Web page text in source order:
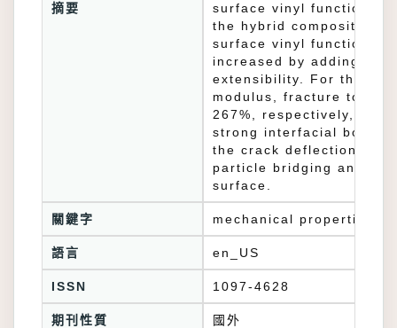
摘要
surface vinyl functional
the hybrid composites.
surface vinyl functional
increased by adding
extensibility. For the
modulus, fracture
267%, respectively,
strong interfacial
the crack deflection
particle bridging and
surface.
關鍵字 mechanical
語言 en_US
ISSN 1097-4628
期刊性質 國外